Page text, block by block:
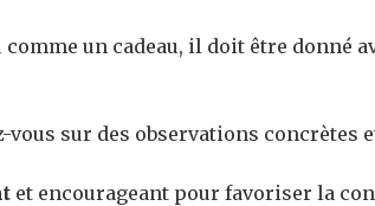
un cadeau, il doit être donné
vous sur des observations concrètes
et encourageant pour favoriser la